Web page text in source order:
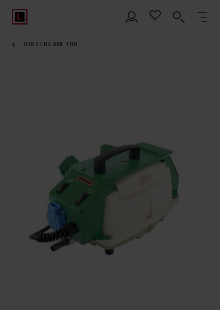
AIRSTREAM 100